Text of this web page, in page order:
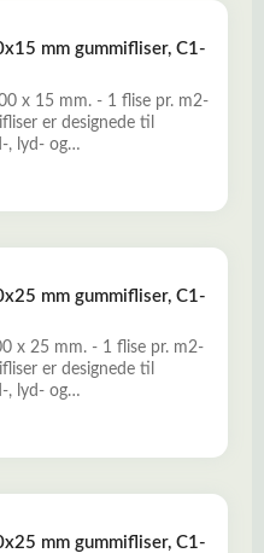
tilkøbe gummiramper i
mm gummifliser, C1-
x 15 mm. - 1 flise pr. m2-
er designede til
, lyd- og
og miljøvenlig løsning,
fra
terrasser, i haven,
tilkøbe gummiramper i
mm gummifliser, C1-
x 25 mm. - 1 flise pr. m2-
er designede til
, lyd- og
og skridsikre
og miljøvenlig løsning,
fra
tilkøbe gummiramper i
mm gummifliser, C1-